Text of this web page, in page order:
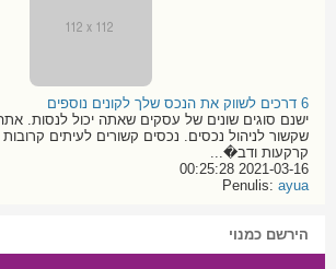
6 דרכים לשווק את הנכס שלך לקונים נוספים
ישנם סוגים שונים של עסקים שאתה יכול לנסות.
שקשור לניהול נכסים. נכסים קשורים לעיתים
קרקעות ודב�...
2021-03-16 00:25:28
Penulis: ayua
הירשם כמנוי